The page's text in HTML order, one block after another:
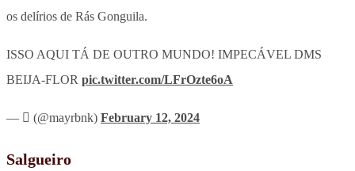
os delírios de Rás Gonguila.
ISSO AQUI TÁ DE OUTRO MUNDO! IMPECÁVEL DMS
BEIJA-FLOR pic.twitter.com/LFrOzte6oA
— ‏َ (@mayrbnk) February 12, 2024
Salgueiro